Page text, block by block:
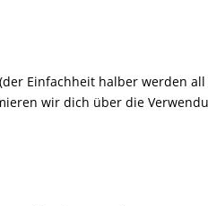
Einfachheit halber werden
wir dich über die